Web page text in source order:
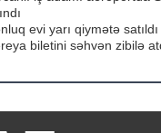
evi yarı qiymətə satıldı
biletini səhvən zibilə